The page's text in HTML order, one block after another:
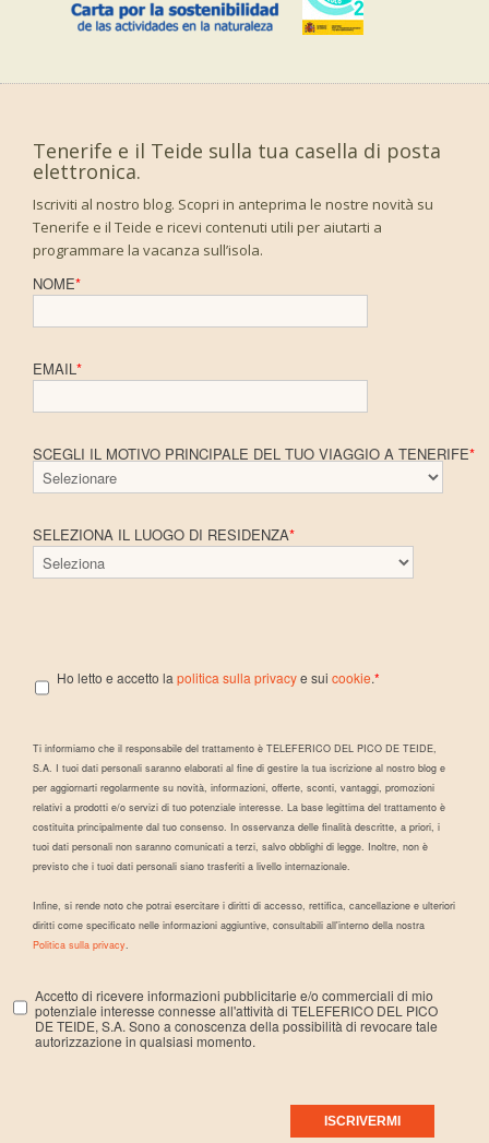
Tenerife e il Teide sulla tua casella di posta
elettronica.
Iscriviti al nostro blog. Scopri in anteprima le nostre novità su
Tenerife e il Teide e ricevi contenuti utili per aiutarti a
programmare la vacanza sull’isola.
NOME*
EMAIL*
SCEGLI IL MOTIVO PRINCIPALE DEL TUO VIAGGIO A TENERIFE*
SELEZIONA IL LUOGO DI RESIDENZA*
Ho letto e accetto la politica sulla privacye sui cookie.*
Ti informiamo che il responsabile del trattamento è TELEFERICO DEL PICO DE TEIDE,
S.A. I tuoi dati personali saranno elaborati al fine di gestire la tua iscrizione al nostro blog e
per aggiornarti regolarmente su novità, informazioni, offerte, sconti, vantaggi, promozioni
relativi a prodotti e/o servizi di tuo potenziale interesse. La base legittima del trattamento è
costituita principalmente dal tuo consenso. In osservanza delle finalità descritte, a priori, i
tuoi dati personali non saranno comunicati a terzi, salvo obblighi di legge. Inoltre, non è
previsto che i tuoi dati personali siano trasferiti a livello internazionale.
Infine, si rende noto che potrai esercitare i diritti di accesso, rettifica, cancellazione e ulteriori
diritti come specificato nelle informazioni aggiuntive, consultabili all'interno della nostra
Politica sulla privacy.
Accetto di ricevere informazioni pubblicitarie e/o commerciali di mio
potenziale interesse connesse all'attività di TELEFERICO DEL PICO
DE TEIDE, S.A. Sono a conoscenza della possibilità di revocare tale
autorizzazione in qualsiasi momento.